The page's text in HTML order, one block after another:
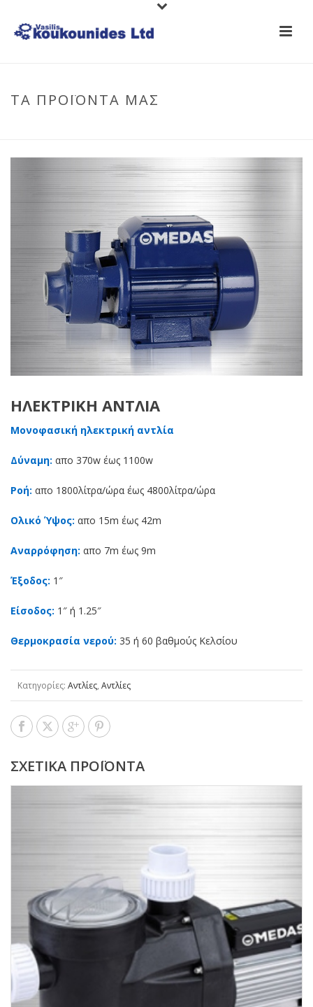
ΤΑ ΠΡΟΪΟΝΤΑ ΜΑΣ
ΗΛΕΚΤΡΙΚΉ ΑΝΤΛΊΑ
Μονοφασική ηλεκτρική αντλία
Δύναμη: απο 370w έως 1100w
Ροή: απο 1800λίτρα/ώρα έως 4800λίτρα/ώρα
Ολικό Ύψος: απο 15m έως 42m
Αναρρόφηση: απο 7m έως 9m
Έξοδος: 1″
Είσοδος: 1″ ή 1.25″
Θερμοκρασία νερού: 35 ή 60 βαθμούς Κελσίου
Κατηγορίες: Αντλίες, Αντλίες
ΣΧΕΤΙΚΆ ΠΡΟΪΌΝΤΑ